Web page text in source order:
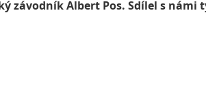
závodník Albert Pos. Sdílel s námi